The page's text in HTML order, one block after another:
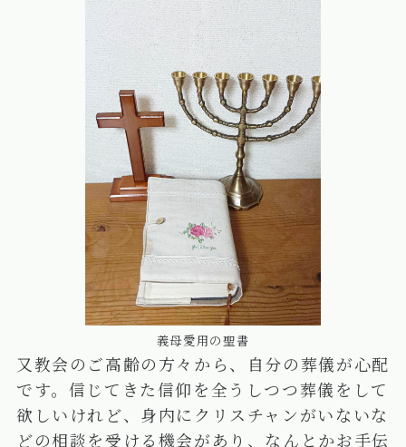
義母愛用の聖書
又教会のご高齢の方々から、自分の葬儀が心配
です。信じてきた信仰を全うしつつ葬儀をして
欲しいけれど、身内にクリスチャンがいないな
どの相談を受ける機会があり、なんとかお手伝